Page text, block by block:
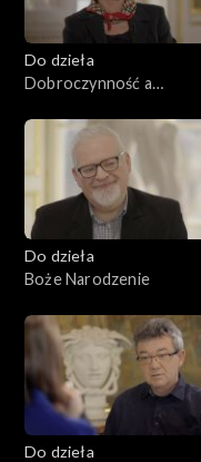
Do dzieła
Dobroczynność a
Do dzieła
Boże Narodzenie
Do dzieła